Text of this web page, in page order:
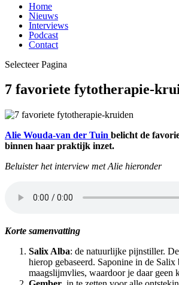
Home
Nieuws
Interviews
Podcast
Contact
Selecteer Pagina
7 favoriete fytotherapie-
Alie Wouda-van der Tuin belicht de
binnen haar praktijk inzet.
Beluister het interview met Alie hieronder
Korte samenvatting
Salix Alba: de natuurlijke pijnstiller.
hierop gebaseerd. Saponine in de Salix
maagslijmvlies, waardoor je daar geen